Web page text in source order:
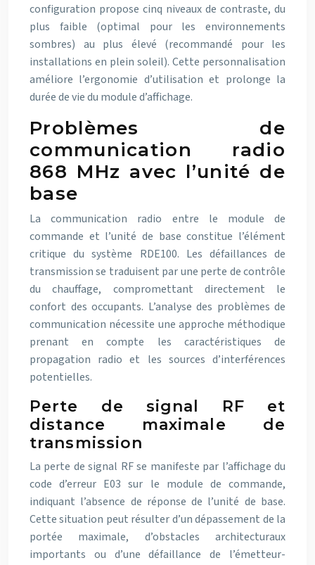
configuration propose cinq niveaux de contraste, du
plus faible (optimal pour les environnements
sombres) au plus élevé (recommandé pour les
installations en plein soleil). Cette personnalisation
améliore l’ergonomie d’utilisation et prolonge la
durée de vie du module d’affichage.
Problèmes de
communication radio
868 MHz avec l’unité de
base
La communication radio entre le module de
commande et l’unité de base constitue l’élément
critique du système RDE100. Les défaillances de
transmission se traduisent par une perte de contrôle
du chauffage, compromettant directement le
confort des occupants. L’analyse des problèmes de
communication nécessite une approche méthodique
prenant en compte les caractéristiques de
propagation radio et les sources d’interférences
potentielles.
Perte de signal RF et
distance maximale de
transmission
La perte de signal RF se manifeste par l’affichage du
code d’erreur E03 sur le module de commande,
indiquant l’absence de réponse de l’unité de base.
Cette situation peut résulter d’un dépassement de la
portée maximale, d’obstacles architecturaux
importants ou d’une défaillance de l’émetteur-